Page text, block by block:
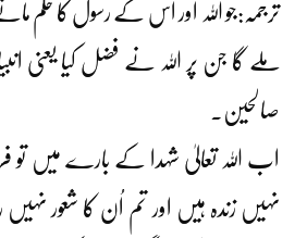
ترجمہ:جو اللہ اور اس کے رسول کا حکم
ملے گا جن پر اللہ نے فضل کیا یعنی
صالحین۔
اب اللہ تعالیٰ شہدا کے بارے میں تو فر
نہیں زندہ ہیں اور تم اُن کا شعور نہیں